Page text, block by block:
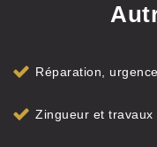
Réparation,
Zingueur et